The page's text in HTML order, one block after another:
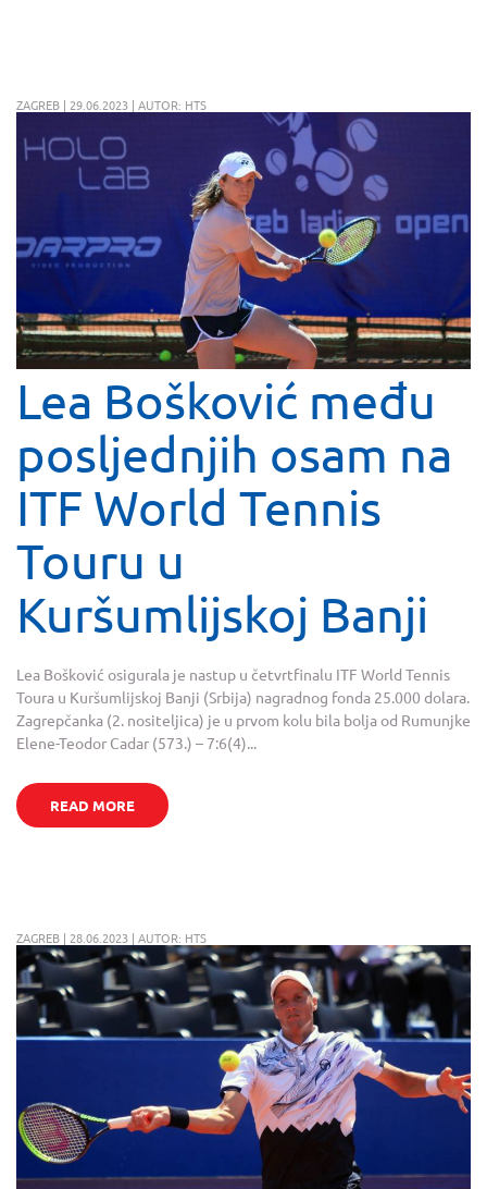
ZAGREB | 29.06.2023 | AUTOR: HTS
Lea Bošković među
posljednjih osam na
ITF World Tennis
Touru u
Kuršumlijskoj Banji
Lea Bošković osigurala je nastup u četvrtfinalu ITF World Tennis
Toura u Kuršumlijskoj Banji (Srbija) nagradnog fonda 25.000 dolara.
Zagrepčanka (2. nositeljica) je u prvom kolu bila bolja od Rumunjke
Elene-Teodor Cadar (573.) – 7:6(4)...
READ MORE
ZAGREB | 28.06.2023 | AUTOR: HTS